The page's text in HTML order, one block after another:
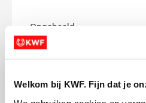
Welkom bij KWF. Fijn dat je
Opgehaald
€0